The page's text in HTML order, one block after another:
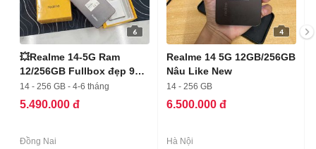
6
💥Realme 14-5G Ram
12/256GB Fullbox đẹp 99
%
14 - 256 GB - 4-6 tháng
5.490.000 đ
Đồng Nai
4
Realme 14 5G 12GB/256GB
Nâu Like New
14 - 256 GB
6.500.000 đ
Hà Nội